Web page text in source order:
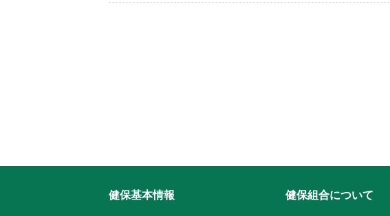
健保基本情報 健保組合について